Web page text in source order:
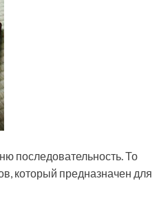
последовательность. То
который предназначен для